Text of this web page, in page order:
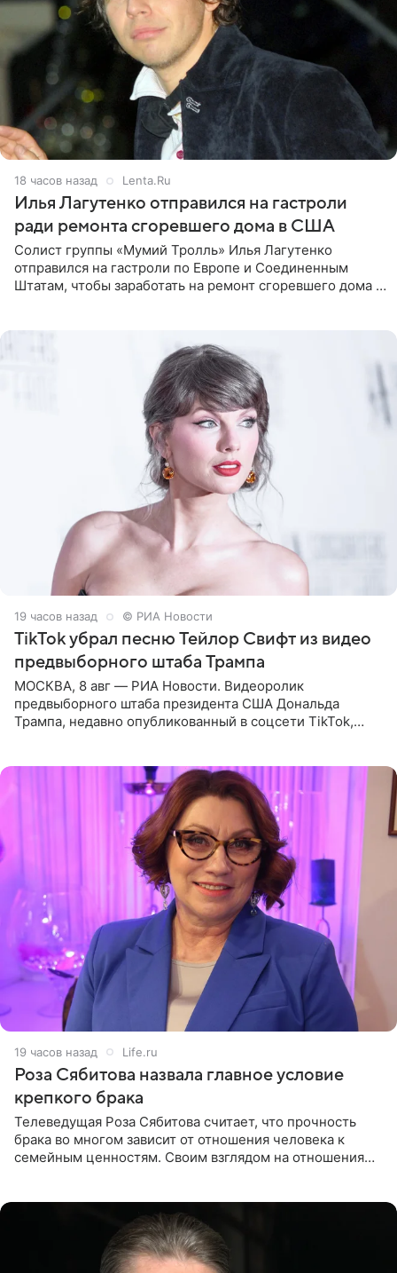
18 часов назад Lenta.Ru
Илья Лагутенко отправился на гастроли
ради ремонта сгоревшего дома в США
Солист группы «Мумий Тролль» Илья Лагутенко
отправился на гастроли по Европе и Соединенным
Штатам, чтобы заработать на ремонт сгоревшего дома в
19 часов назад © РИА Новости
TikTok убрал песню Тейлор Свифт из видео
предвыборного штаба Трампа
МОСКВА, 8 авг — РИА Новости. Видеоролик
предвыборного штаба президента США Дональда
Трампа, недавно опубликованный в соцсети TikTok,
19 часов назад Life.ru
Роза Сябитова назвала главное условие
крепкого брака
Телеведущая Роза Сябитова считает, что прочность
брака во многом зависит от отношения человека к
семейным ценностям. Своим взглядом на отношения